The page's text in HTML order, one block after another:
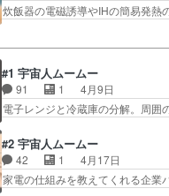
炊飯器の電磁誘導やIHの簡易
どうするか考えていたところだ
星の文明を再興するため、宇…
んみたいなデシマルがまた… 結
ノリ（ムームーと家電蘊… 猫成
回な気がする。ムーム… やはり
と思わされました。…
#1 宇宙人ムームー
91 1
4月9日
電子レンジと冷蔵庫の分解。
き残りのバカ宇宙ネコ、地球で
が、電気街としての秋葉原ノス
の原理を知る手段が文明の利
トースターと電子レンジの違
#2 宇宙人ムームー
42 1
4月17日
家電の仕組みを教えてくれる企